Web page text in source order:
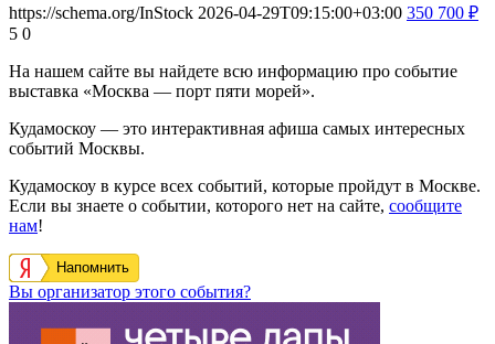
https://schema.org/InStock 2026-04-29T09:15:00+03:00 350 700 ₽
5 0
На нашем сайте вы найдете всю информацию про событие
выставка «Москва — порт пяти морей».
Кудамоскоу — это интерактивная афиша самых интересных
событий Москвы.
Кудамоскоу в курсе всех событий, которые пройдут в Москве.
Если вы знаете о событии, которого нет на сайте, сообщите
нам!
Напомнить
Вы организатор этого события?